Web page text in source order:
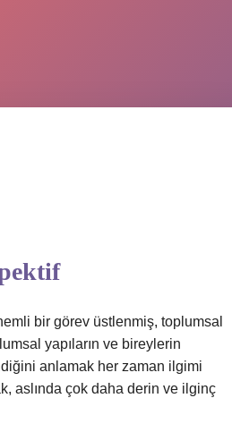
bir görev üstlenmiş, toplumsal
yapıların ve bireylerin
anlamak her zaman ilgimi
aslında çok daha derin ve ilginç